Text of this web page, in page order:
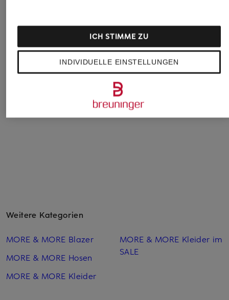
windsor.
+Aktionsrabatt
windsor.
249,99 €
Bestpreis:299 €
BOSS
Weitere Kategorien
MORE & MORE Blazer
MORE & MORE Hosen
MORE & MORE Kleider
MORE & MORE Kleider im
SALE
INDIVIDUELLE EINSTELLUNGEN
ICH STIMME ZU